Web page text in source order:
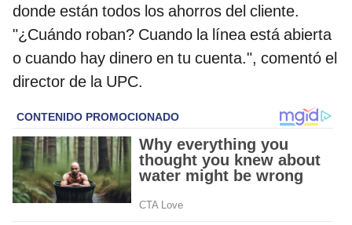
donde están todos los ahorros del cliente.
"¿Cuándo roban? Cuando la línea está abierta
o cuando hay dinero en tu cuenta.", comentó el
director de la UPC.